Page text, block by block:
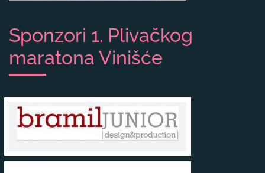
Sponzori 1. Plivačkog
maratona Vinišće